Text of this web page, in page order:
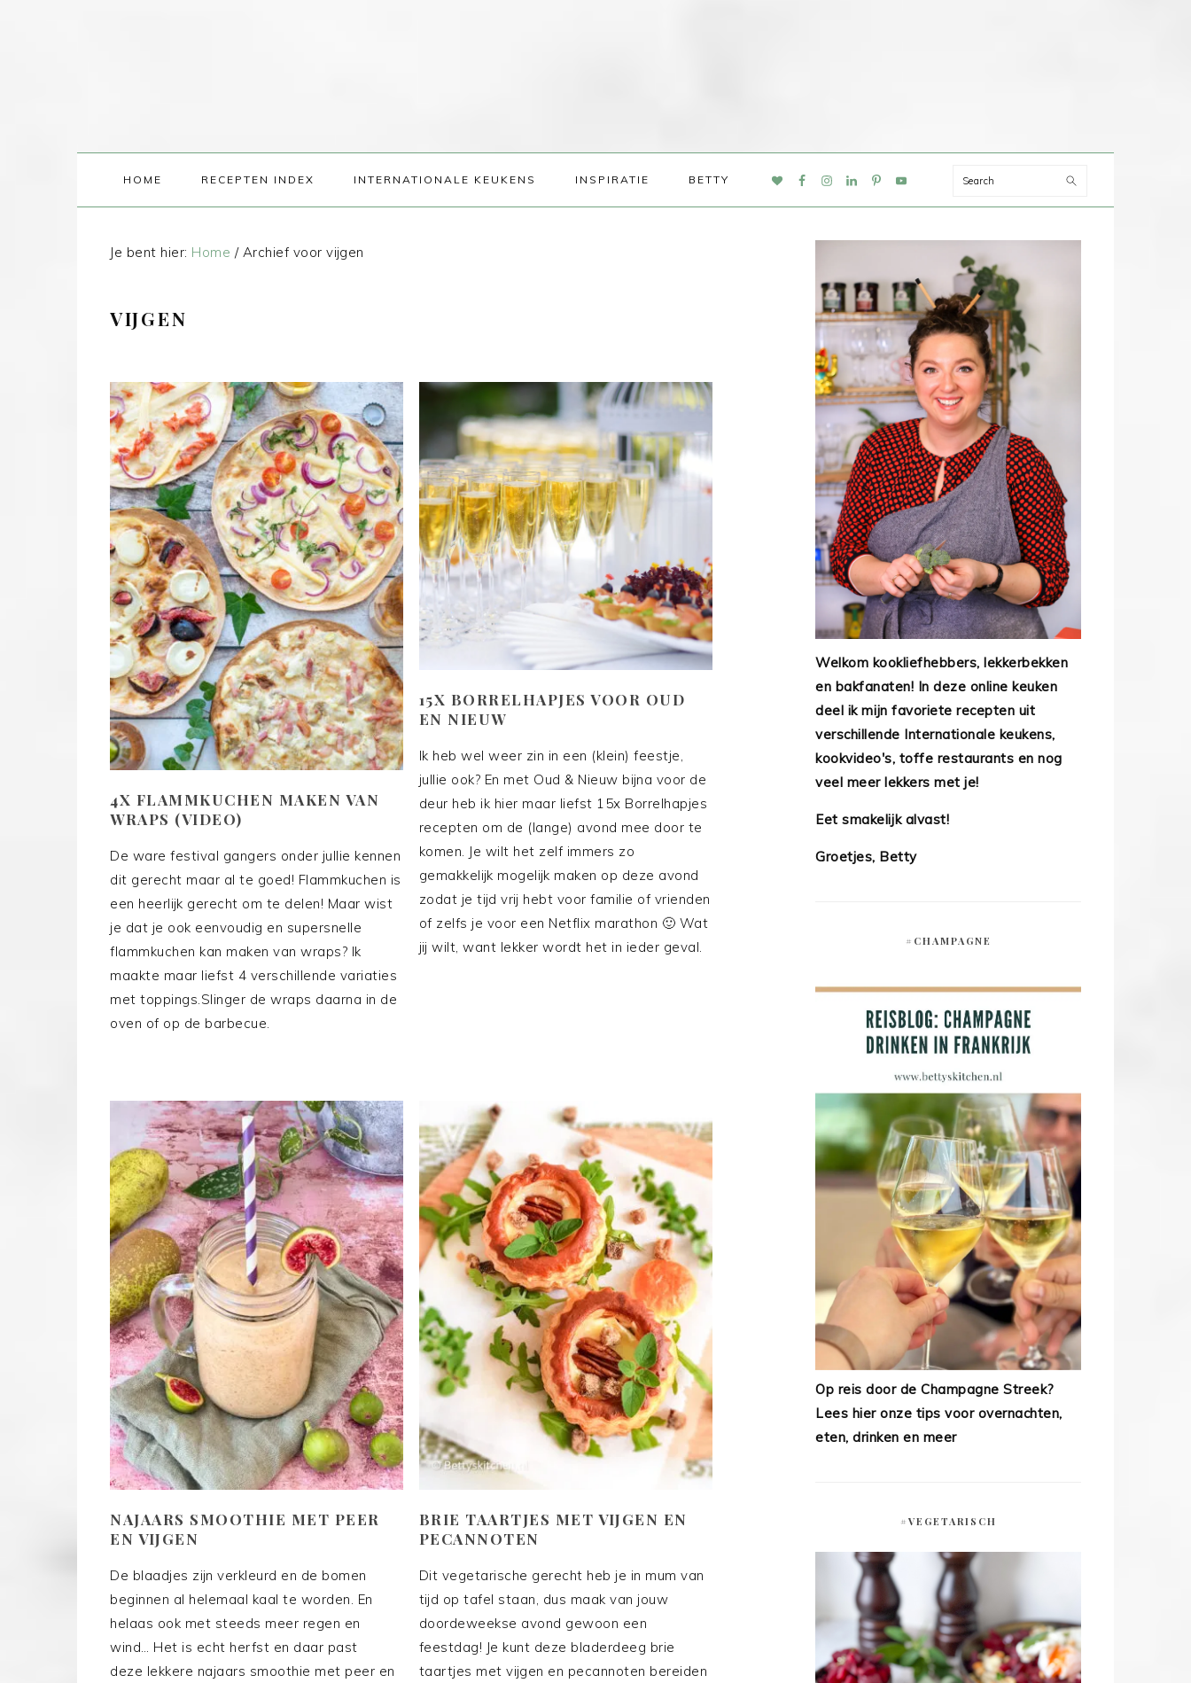
HOME RECEPTEN INDEX INTERNATIONALE KEUKENS INSPIRATIE BETTY
NAV
Search
Je bent hier: Home /Archief voor vijgen
VIJGEN
4X FLAMMKUCHEN MAKEN VAN
WRAPS (VIDEO)
De ware festival gangers onder jullie kennen
dit gerecht maar al te goed! Flammkuchen is
een heerlijk gerecht om te delen! Maar wist
je dat je ook eenvoudig en supersnelle
flammkuchen kan maken van wraps? Ik
maakte maar liefst 4 verschillende variaties
met toppings.Slinger de wraps daarna in de
oven of op de barbecue.
15X BORRELHAPJES VOOR OUD
EN NIEUW
Ik heb wel weer zin in een (klein) feestje,
jullie ook? En met Oud & Nieuw bijna voor de
deur heb ik hier maar liefst 15x Borrelhapjes
recepten om de (lange) avond mee door te
komen. Je wilt het zelf immers zo
gemakkelijk mogelijk maken op deze avond
zodat je tijd vrij hebt voor familie of vrienden
of zelfs je voor een Netflix marathon 🙂 Wat
jij wilt, want lekker wordt het in ieder geval.
NAJAARS SMOOTHIE MET PEER
EN VIJGEN
De blaadjes zijn verkleurd en de bomen
beginnen al helemaal kaal te worden. En
helaas ook met steeds meer regen en
wind… Het is echt herfst en daar past
deze lekkere najaars smoothie met peer en
BRIE TAARTJES MET VIJGEN EN
PECANNOTEN
Dit vegetarische gerecht heb je in mum van
tijd op tafel staan, dus maak van jouw
doordeweekse avond gewoon een
feestdag! Je kunt deze bladerdeeg brie
taartjes met vijgen en pecannoten bereiden
Welkom kookliefhebbers, lekkerbekken
en bakfanaten! In deze online keuken
deel ik mijn favoriete recepten uit
verschillende Internationale keukens,
kookvideo's, toffe restaurants en nog
veel meer lekkers met je!
Eet smakelijk alvast!
Groetjes, Betty
#CHAMPAGNE
Op reis door de Champagne Streek?
Lees hier onze tips voor overnachten,
eten, drinken en meer
#VEGETARISCH